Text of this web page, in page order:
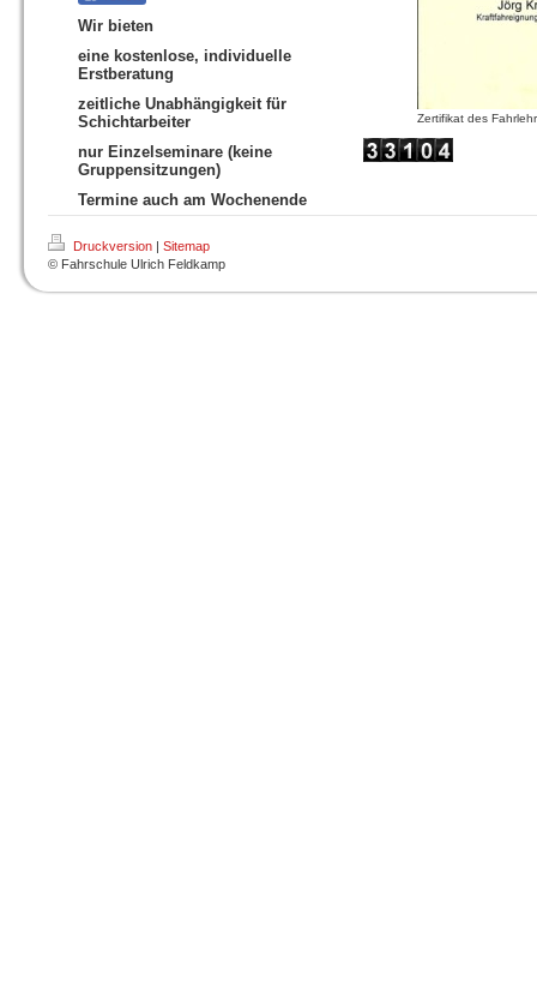
Wir bieten
eine kostenlose, individuelle
Erstberatung
zeitliche Unabhängigkeit für
Schichtarbeiter
nur Einzelseminare (keine
Gruppensitzungen)
Termine auch am Wochenende
Zertifikat des
Druckversion | Sitemap
© Fahrschule Ulrich Feldkamp